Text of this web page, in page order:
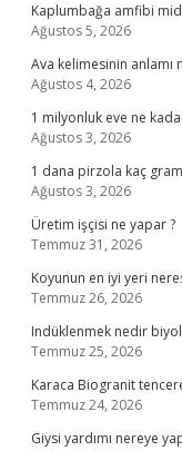
Kaplumbağa amfibi
Ağustos 5, 2026
Ava kelimesinin anlamı
Ağustos 4, 2026
1 milyonluk eve ne
Ağustos 3, 2026
1 dana pirzola kaç
Ağustos 3, 2026
Üretim işçisi ne yapar ?
Temmuz 31, 2026
Koyunun en iyi yeri
Temmuz 26, 2026
Indüklenmek nedir
Temmuz 25, 2026
Karaca Biogranit tencere
Temmuz 24, 2026
Giysi yardımı nereye